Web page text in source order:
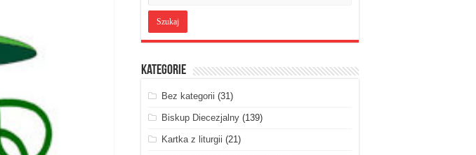
Kategorie
Bez kategorii (31)
Biskup Diecezjalny(139)
Kartka z liturgii (21)